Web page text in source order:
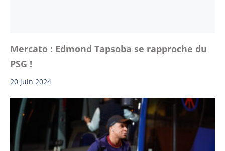
Mercato : Edmond Tapsoba se rapproche du
PSG !
20 juin 2024